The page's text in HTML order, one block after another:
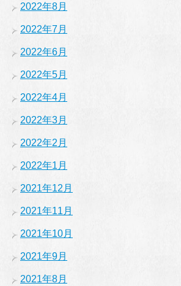
2022年8月
2022年7月
2022年6月
2022年5月
2022年4月
2022年3月
2022年2月
2022年1月
2021年12月
2021年11月
2021年10月
2021年9月
2021年8月